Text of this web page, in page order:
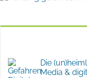
Die
Media &